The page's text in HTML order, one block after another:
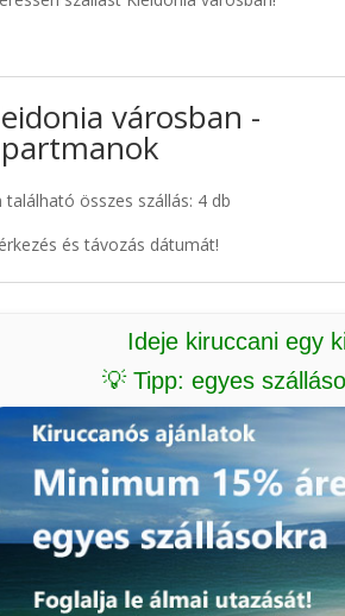
városban -
található összes szállás: 4 db
és távozás dátumát!
Ideje kiruccani egy
💡 Tipp: egyes